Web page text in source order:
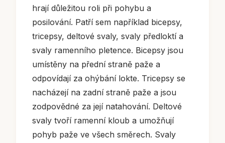
hrají důležitou roli při pohybu a
posilování. Patří sem například bicepsy,
tricepsy, deltové svaly, svaly předloktí a
svaly ramenního pletence. Bicepsy jsou
umístěny na přední straně paže a
odpovídají za ohýbání lokte. Tricepsy se
nacházejí na zadní straně paže a jsou
zodpovědné za její natahování. Deltové
svaly tvoří ramenní kloub a umožňují
pohyb paže ve všech směrech. Svaly